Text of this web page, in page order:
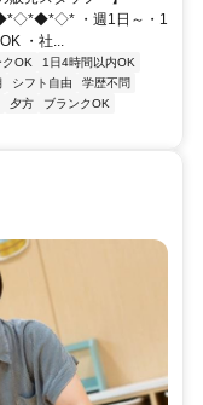
・週1日～・1
・社...
クOK
1日4時間以内OK
シフト自由
学歴不問
夕方
ブランクOK